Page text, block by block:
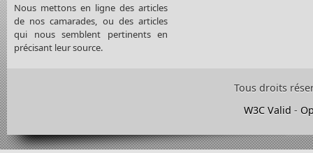
Nous mettons en ligne des articles
de nos camarades, ou des articles
qui nous semblent pertinents en
précisant leur source.
Tous droits
W3C Valid -